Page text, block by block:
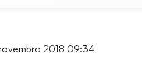
2018 09:34